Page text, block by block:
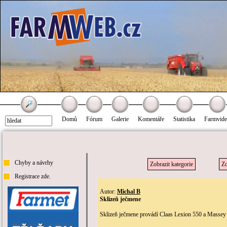
Domů Fórum Galerie Komentáře Statistika
Chyby a návrhy
Registrace zde.
Zobrazit kategorie
Autor: Michal B
Sklizeň ječmene
Sklizeň ječmene provádí Claas Lexion 550 a